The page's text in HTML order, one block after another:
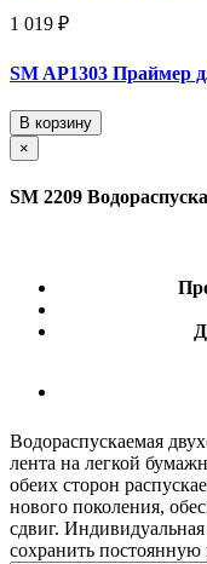
1 019 ₽
SM AP1303 Праймер
В корзину
×
Водораспускаемая
лента на легкой
обеих сторон
нового поколения,
сдвиг.
сохранить постоянную